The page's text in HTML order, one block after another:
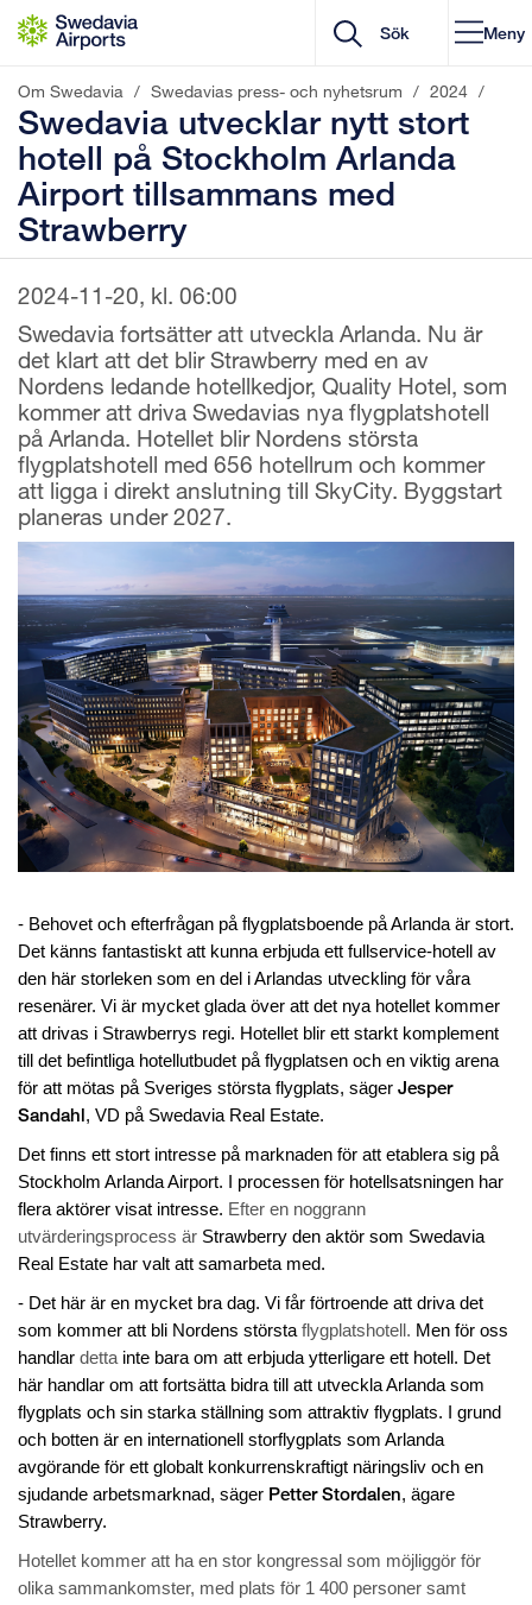
Gå till innehåll
Meny
Om Swedavia / Swedavias press- och nyhetsrum / 2024 /
Swedavia utvecklar nytt stort
hotell på Stockholm Arlanda
Airport tillsammans med
Strawberry
2024-11-20, kl. 06:00
Swedavia fortsätter att utveckla Arlanda. Nu är
det klart att det blir Strawberry med en av
Nordens ledande hotellkedjor, Quality Hotel, som
kommer att driva Swedavias nya flygplatshotell
på Arlanda. Hotellet blir Nordens största
flygplatshotell med 656 hotellrum och kommer
att ligga i direkt anslutning till SkyCity. Byggstart
planeras under 2027.
- Behovet och efterfrågan på flygplatsboende på Arlanda är stort.
Det känns fantastiskt att kunna erbjuda ett fullservice-hotell av
den här storleken som en del i Arlandas utveckling för våra
resenärer. Vi är mycket glada över att det nya hotellet kommer
att drivas i Strawberrys regi. Hotellet blir ett starkt komplement
till det befintliga hotellutbudet på flygplatsen och en viktig arena
för att mötas på Sveriges största flygplats, säger Jesper
Sandahl, VD på Swedavia Real Estate.
Det finns ett stort intresse på marknaden för att etablera sig på
Stockholm Arlanda Airport. I processen för hotellsatsningen har
flera aktörer visat intresse. Efter en noggrann
utvärderingsprocess är Strawberry den aktör som Swedavia
Real Estate har valt att samarbeta med.
- Det här är en mycket bra dag. Vi får förtroende att driva det
som kommer att bli Nordens största flygplatshotell. Men för oss
handlar detta inte bara om att erbjuda ytterligare ett hotell. Det
här handlar om att fortsätta bidra till att utveckla Arlanda som
flygplats och sin starka ställning som attraktiv flygplats. I grund
och botten är en internationell storflygplats som Arlanda
avgörande för ett globalt konkurrenskraftigt näringsliv och en
sjudande arbetsmarknad, säger Petter Stordalen, ägare
Strawberry.
Hotellet kommer att ha en stor kongressal som möjliggör för
olika sammankomster, med plats för 1 400 personer samt